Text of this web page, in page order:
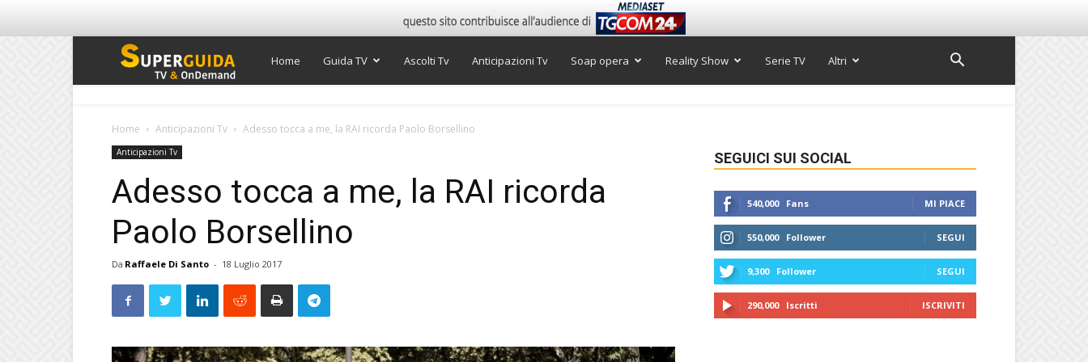
Super
Home Guida TV Ascolti Tv Anticipazioni Tv Soap opera Reality Show Serie TV Altri
Home Anticipazioni Tv Adesso tocca a me, la RAI ricorda Paolo Borsellino
Anticipazioni Tv
Adesso tocca a me, la RAI ricorda
Paolo Borsellino
Da Raffaele Di Santo - 18 Luglio 2017
SEGUICI SUI SOCIAL
540,000 Fans MI PIACE
550,000 Follower SEGUI
9,300 Follower SEGUI
290,000 Iscritti ISCRIVITI